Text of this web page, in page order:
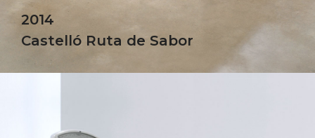
2014
Castelló Ruta de Sabor